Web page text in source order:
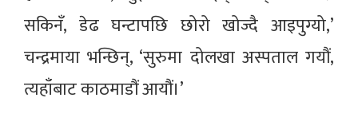
सकिनँ, डेढ घन्टापछि छोरो खोज्दै आइपुग्यो,’
चन्द्रमाया भन्छिन्, ‘सुरुमा दोलखा अस्पताल गयौं,
त्यहाँबाट काठमाडौं आयौं।’